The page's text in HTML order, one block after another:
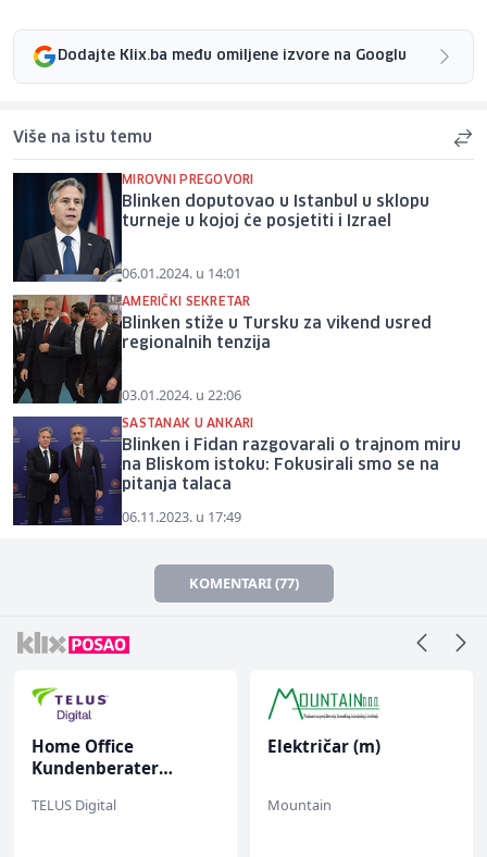
Dodajte Klix.ba među omiljene izvore na Googlu
Više na istu temu
MIROVNI PREGOVORI
Blinken doputovao u Istanbul u sklopu
turneje u kojoj će posjetiti i Izrael
06.01.2024. u 14:01
AMERIČKI SEKRETAR
Blinken stiže u Tursku za vikend usred
regionalnih tenzija
03.01.2024. u 22:06
SASTANAK U ANKARI
Blinken i Fidan razgovarali o trajnom miru
na Bliskom istoku: Fokusirali smo se na
pitanja talaca
06.11.2023. u 17:49
KOMENTARI (77)
Home Office
Kundenberater
TELUS Digital
Električar (m)
Mountain